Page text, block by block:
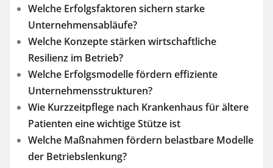
Welche Erfolgsfaktoren sichern starke
Unternehmensabläufe?
Welche Konzepte stärken wirtschaftliche
Resilienz im Betrieb?
Welche Erfolgsmodelle fördern effiziente
Unternehmensstrukturen?
Wie Kurzzeitpflege nach Krankenhaus für ältere
Patienten eine wichtige Stütze ist
Welche Maßnahmen fördern belastbare Modelle
der Betriebslenkung?